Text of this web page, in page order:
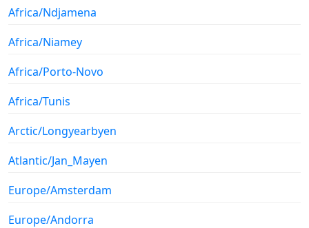
Africa/Ndjamena
Africa/Niamey
Africa/Porto-Novo
Africa/Tunis
Arctic/Longyearbyen
Atlantic/Jan_Mayen
Europe/Amsterdam
Europe/Andorra